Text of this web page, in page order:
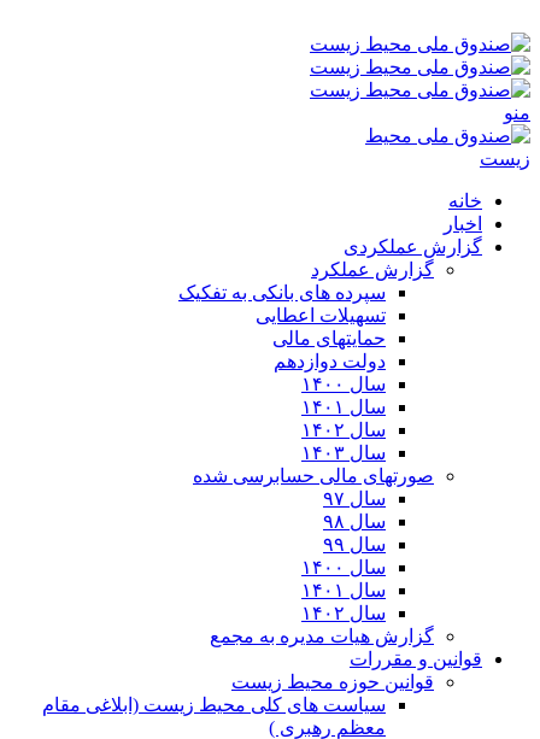
منو
خانه
اخبار
گزارش عملکردی
گزارش عملکرد
سپرده های بانکی به تفکیک
تسهیلات اعطایی
حمایتهای مالی
دولت دوازدهم
سال ۱۴۰۰
سال ۱۴۰۱
سال ۱۴۰۲
سال ۱۴۰۳
صورتهای مالی حسابرسی شده
سال ۹۷
سال ۹۸
سال ۹۹
سال ۱۴۰۰
سال ۱۴۰۱
سال ۱۴۰۲
گزارش هیات مدیره به مجمع
قوانین و مقررات
قوانین حوزه محیط زیست
ﺳﯿﺎﺳﺖ ﻫﺎی ﮐﻠﯽ ﻣﺤﯿﻂ زﯾﺴﺖ (ابلاغی مقام
معظم رهبری )